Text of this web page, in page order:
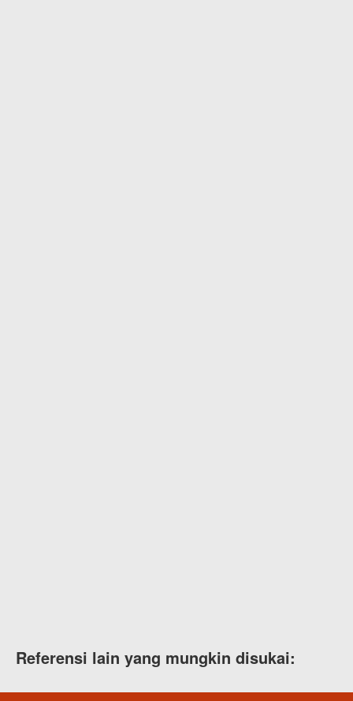
Referensi lain yang mungkin disukai: